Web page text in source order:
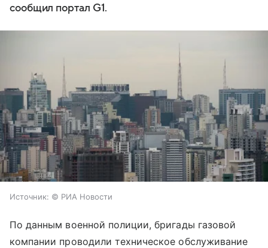
сообщил портал G1.
Источник: © РИА Новости
По данным военной полиции, бригады газовой
компании проводили техническое обслуживание